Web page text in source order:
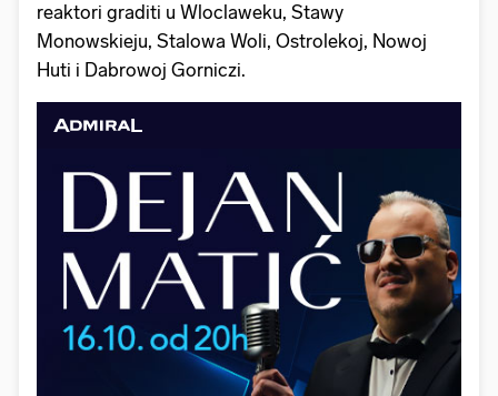
reaktori graditi u Wloclaweku, Stawy
Monowskieju, Stalowa Woli, Ostrolekoj, Nowoj
Huti i Dabrowoj Gorniczi.